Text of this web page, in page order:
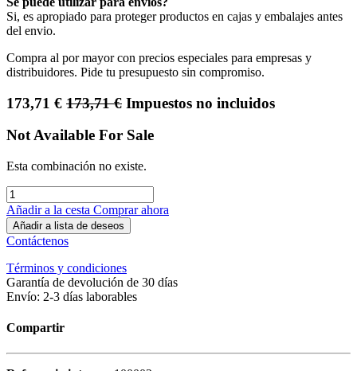
Si, es apropiado para proteger productos en cajas y embalajes antes
del envio.
Compra al por mayor con precios especiales para empresas y
distribuidores. Pide tu presupuesto sin compromiso.
173,71 € 173,71€ Impuestos no incluidos
Not Available For Sale
Esta combinación no existe.
Añadir a la cesta Comprar ahora
Añadir a lista de deseos
Contáctenos
Términos y condiciones
Garantía de devolución de 30 días
Envío: 2-3 días laborables
Compartir